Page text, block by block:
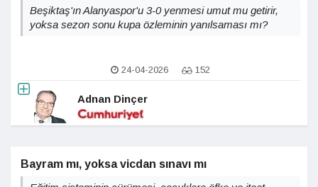
Beşiktaş'ın Alanyaspor'u 3-0 yenmesi umut mu getirir,
yoksa sezon sonu kupa özleminin yanılsaması mı?
24-04-2026 152
Adnan Dinçer
Bayram mı, yoksa vicdan sınavı mı